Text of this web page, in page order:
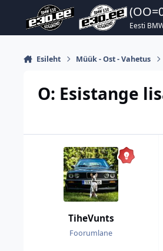
Hüppa postitusse
Eesti
Esileht Müük - Ost - Vahetus
O: Esistange
TiheVunts
Foorumlane